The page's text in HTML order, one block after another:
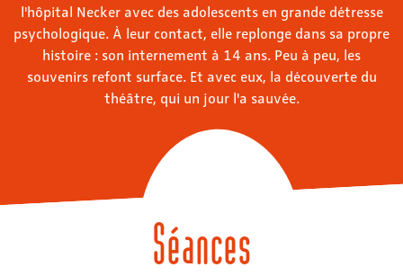
l'hôpital Necker avec des adolescents en grande détresse
psychologique. À leur contact, elle replonge dans sa propre
histoire : son internement à 14 ans. Peu à peu, les
souvenirs refont surface. Et avec eux, la découverte du
théâtre, qui un jour l'a sauvée.
Séances